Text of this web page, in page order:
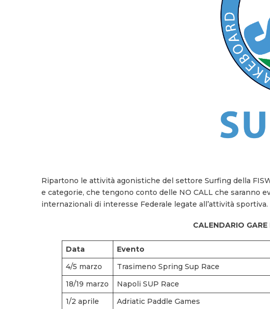
Ripartono le attività agonistiche del settore Surfing della
e categorie, che tengono conto delle NO CALL che saranno
internazionali di interesse Federale legate all’attività
CALENDARIO
Data Evento
4/5 marzo
Trasimeno Spring Sup Race
18/19 marzo
Napoli SUP Race
1/2 aprile
Adriatic Paddle Games